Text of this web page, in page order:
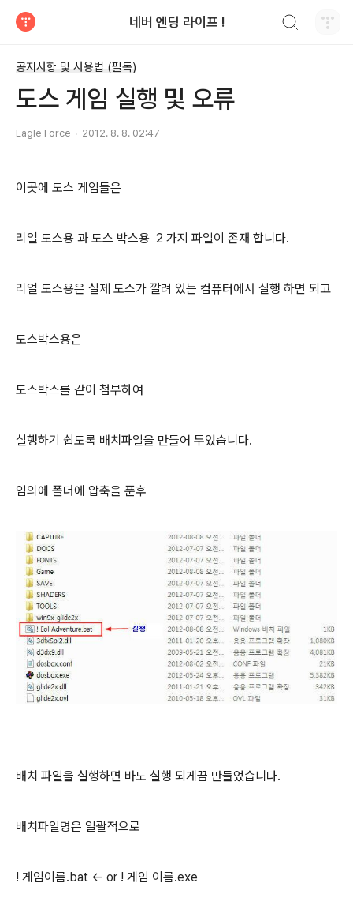
네버 엔딩 라이프 !
공지사항 및 사용법 (필독)
도스 게임 실행 및 오류
Eagle Force 2012. 8. 8. 02:47
이곳에 도스 게임들은
리얼 도스용 과 도스 박스용 2 가지 파일이 존재 합니다.
리얼 도스용은 실제 도스가 깔려 있는 컴퓨터에서 실행 하면 되고
도스박스용은
도스박스를 같이 첨부하여
실행하기 쉽도록 배치파일을 만들어 두었습니다.
임의에 폴더에 압축을 푼후
배치 파일을 실행하면 바도 실행 되게끔 만들었습니다.
배치파일명은 일괄적으로
! 게임이름.bat <- or ! 게임 이름.exe